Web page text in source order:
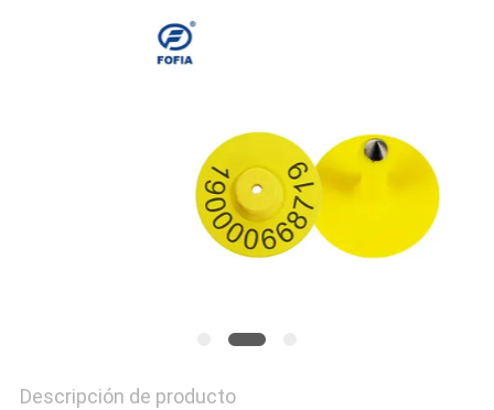
Descripción de producto